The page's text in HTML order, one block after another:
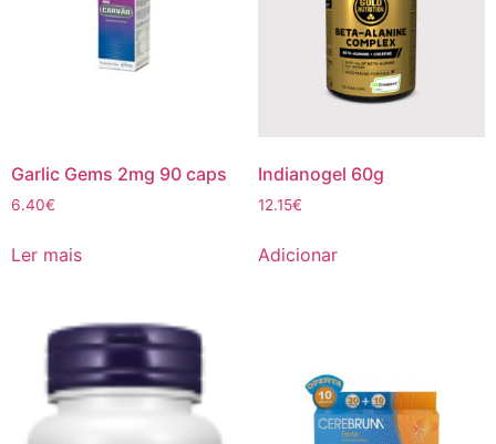
Garlic Gems 2mg 90 caps
6.40€
Ler mais
Indianogel 60g
12.15€
Adicionar